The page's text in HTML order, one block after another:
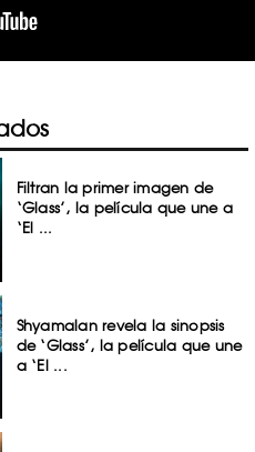
Filtran la primer imagen de
‘Glass’, la película que une a
‘El ...
Shyamalan revela la sinopsis
de ‘Glass’, la película que une
a ‘El ...